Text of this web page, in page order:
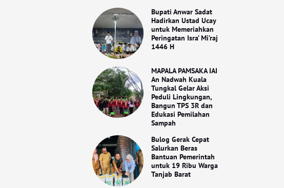
Bupati Anwar Sadat
Hadirkan Ustad Ucay
untuk Memeriahkan
Peringatan Isra’ Mi’raj
1446 H
MAPALA PAMSAKA IAI
An Nadwah Kuala
Tungkal Gelar Aksi
Peduli Lingkungan,
Bangun TPS 3R dan
Edukasi Pemilahan
Sampah
Bulog Gerak Cepat
Salurkan Beras
Bantuan Pemerintah
untuk 19 Ribu Warga
Tanjab Barat